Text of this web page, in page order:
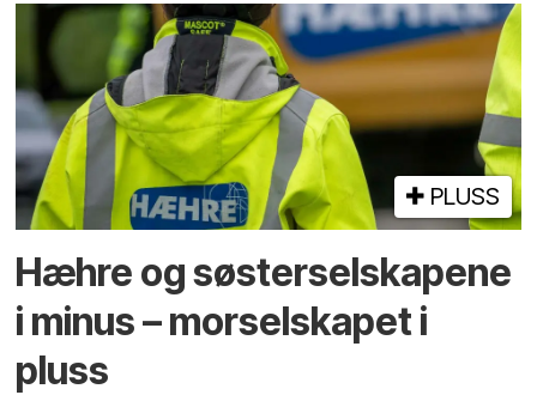
PLUSS
Hæhre og søster­selskapene
i minus – mor­selskapet i
pluss